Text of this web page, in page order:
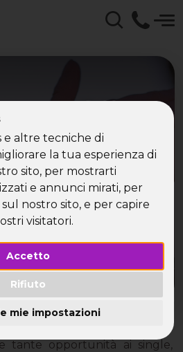
e altre tecniche di
la tua esperienza di
sito, per mostrarti
e annunci mirati, per
nostro sito, e per capire
visitatori.
Accetto
Rifiuto
mie impostazioni
- Offerta
speciale
tante opportunità ai single,
viaggi single per tutte
vacanze per tutti!
tante opportunità ai single,